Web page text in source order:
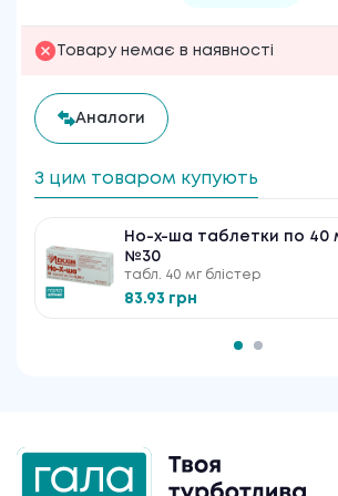
Товару немає в наявності
Аналоги
З цим товаром купують
Но-х-ша таблетки по 40
№30
табл. 40 мг блістер
83.93 грн